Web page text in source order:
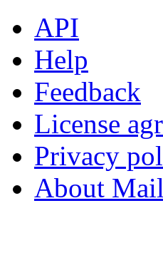
API
Help
Feedback
License
Privacy
About